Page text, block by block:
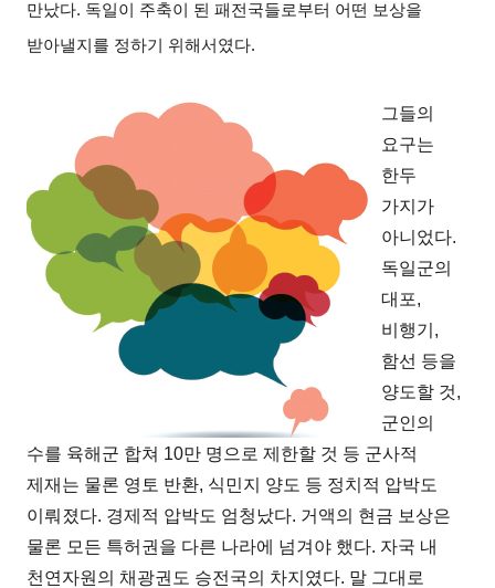
만났다. 독일이 주축이 된 패전국들로부터 어떤 보상을
받아낼지를 정하기 위해서였다.
그들의
요구는
한두
가지가
아니었다.
독일군의
대포,
비행기 ,
함선 등을
양도할 것,
군인의
수를 육해군 합쳐 10만 명으로 제한할 것 등 군사적
제재는 물론 영토 반환, 식민지 양도 등 정치적 압박도
이뤄졌다. 경제적 압박도 엄청났다. 거액의 현금 보상은
물론 모든 특허권을 다른 나라에 넘겨야 했다. 자국 내
천연자원의 채광권도 승전국의 차지였다. 말 그대로